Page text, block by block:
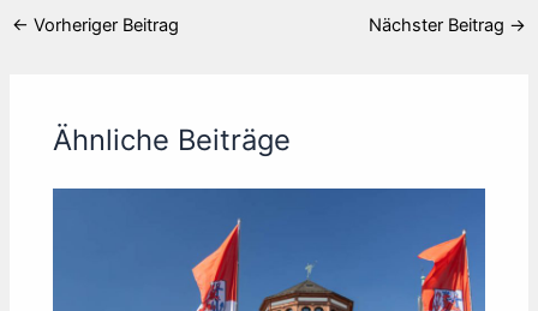
← Vorheriger Beitrag Nächster Beitrag →
Ähnliche Beiträge